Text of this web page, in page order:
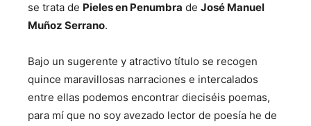
se trata de Pieles en Penumbra de José Manuel
Muñoz Serrano.
Bajo un sugerente y atractivo título se recogen
quince maravillosas narraciones e intercalados
entre ellas podemos encontrar dieciséis poemas,
para mí que no soy avezado lector de poesía he de